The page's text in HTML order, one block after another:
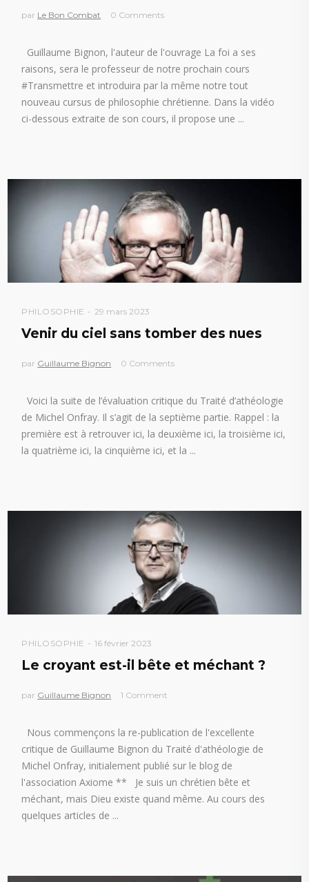
par Le Bon Combat 0 Comments
Guillaume Bignon, l'auteur de l'ouvrage La foi a ses
raisons, sera le professeur de notre prochain cours
#Transmettre et introduira par la même notre tout
nouveau cursus de philosophie chrétienne. Dans la vidéo
ci-dessous extraite de son cours, il propose une
PHILOSOPHIE 29 mars 2023
Venir du ciel sans tomber des nues
par Guillaume Bignon 0 Comments
Voici la suite de l’évaluation critique du Traité d’athéologie
de Michel Onfray. Il s’agit de la septième partie. Rappel : la
première est à retrouver ici, la deuxième ici, la troisième ici,
la quatrième ici, la cinquième ici, et la
PHILOSOPHIE 16 février 2023
Le croyant est-il bête et méchant ?
par Guillaume Bignon 1 Comment
Nous commençons la re-publication de l'excellente
critique de Guillaume Bignon du Traité d'athéologie de
Michel Onfray, initialement publié sur le blog de
l'association Axiome ** Je suis un chrétien bête et
méchant, mais Dieu existe quand même. Au cours des
quelques articles de